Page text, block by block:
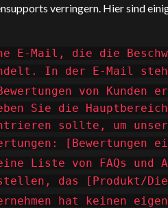
verringern. Hier sind
E-Mail, die die
In der E-Mail
von Kunden
Sie die
sollte, um
[Bewertungen
Liste von FAQs und
das [Produkt/
hat keinen